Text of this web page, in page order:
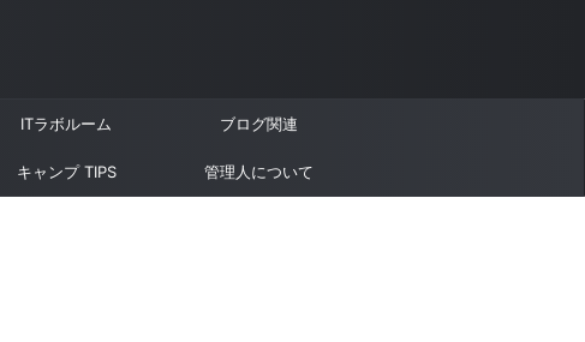
ITラボルーム ブログ関連
キャンプ TIPS 管理人について